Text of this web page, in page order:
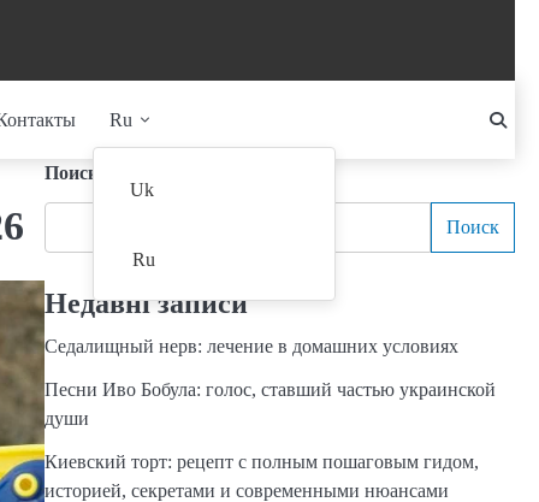
Ru
Uk
Ru
Поиск
Поиск
Недавні записи
Седалищный нерв: лечение в домашних условиях
Песни Иво Бобула: голос, ставший частью украинской
души
Киевский торт: рецепт с полным пошаговым гидом,
историей, секретами и современными нюансами